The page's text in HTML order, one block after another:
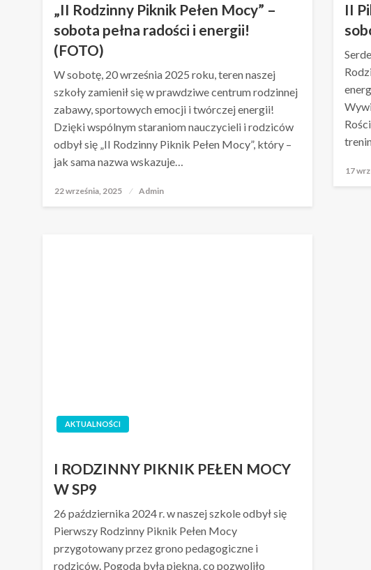
„II Rodzinny Piknik Pełen Mocy” –
sobota pełna radości i energii!
(FOTO)
W sobotę, 20 września 2025 roku, teren naszej
szkoły zamienił się w prawdziwe centrum rodzinnej
zabawy, sportowych emocji i twórczej energii!
Dzięki wspólnym staraniom nauczycieli i rodziców
odbył się „II Rodzinny Piknik Pełen Mocy”, który –
jak sama nazwa wskazuje…
Opublikowane
22 września, 2025 Admin
II
17
AKTUALNOŚCI
I RODZINNY PIKNIK PEŁEN MOCY
W SP9
26 października 2024 r. w naszej szkole odbył się
Pierwszy Rodzinny Piknik Pełen Mocy
przygotowany przez grono pedagogiczne i
rodziców. Pogoda była piękna, co pozwoliło